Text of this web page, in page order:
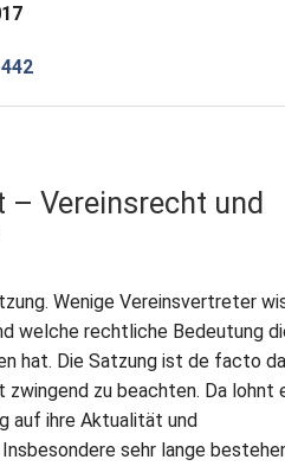
– Vereinsrecht und
Wenige Vereinsvertreter
welche rechtliche Bedeutung
hat. Die Satzung ist de facto
zu beachten. Da lohnt
auf ihre Aktualität und
sehr lange